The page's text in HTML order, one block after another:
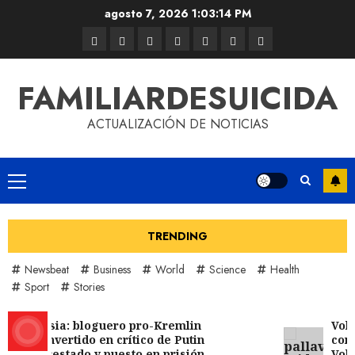
agosto 7, 2026 1:03:14 PM
FAMILIARDESUICIDA
ACTUALIZACIÓN DE NOTICIAS
TRENDING
Newsbeat Business World Science
Health
Sport
Stories
Rusia: bloguero pro-Kremlin
convertido en crítico de Putin